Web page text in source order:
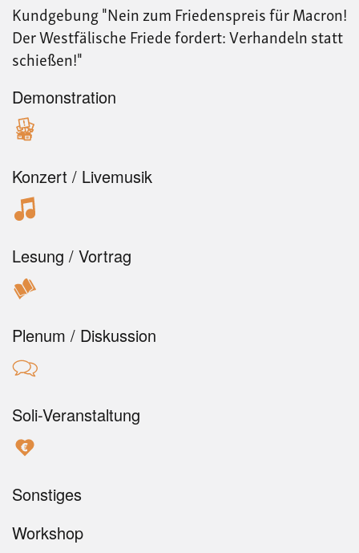
Kundgebung "Nein zum Friedenspreis für Macron!
Der Westfälische Friede fordert: Verhandeln statt
schießen!"
Demonstration
Konzert / Livemusik
Lesung / Vortrag
Plenum / Diskussion
Soli-Veranstaltung
Sonstiges
Workshop